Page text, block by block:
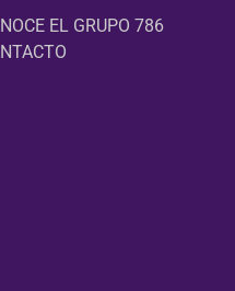
EL GRUPO 786